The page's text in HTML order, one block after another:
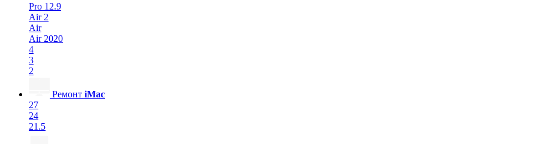
Pro 12.9
Air 2
Air
Air 2020
4
3
2
Ремонт iMac
27
24
21.5